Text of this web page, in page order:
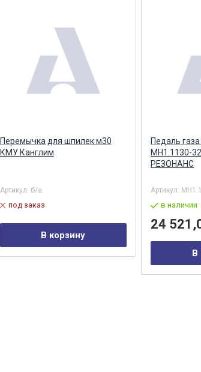
Перемычка для шпилек м30
КМУ Канглим
Артикул: б/а
под заказ
В корзину
Педаль
МН1.1130-
РЕЗОНАНС
Артикул:
в наличии
24
В